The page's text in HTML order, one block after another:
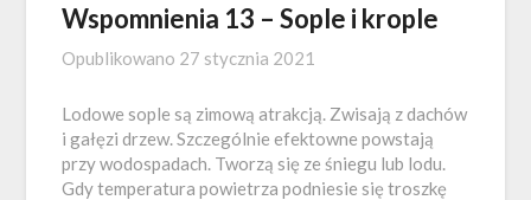
Wspomnienia 13 – Sople i krople
Opublikowano 27 stycznia 2021
Lodowe sople są zimową atrakcją. Zwisają z dachów
i gałęzi drzew. Szczególnie efektowne powstają
przy wodospadach. Tworzą się ze śniegu lub lodu.
Gdy temperatura powietrza podniesie się troszkę